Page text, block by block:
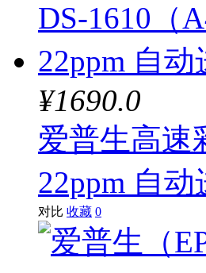
¥1690.0
爱普生高速
22ppm 自动
对比 收藏 0